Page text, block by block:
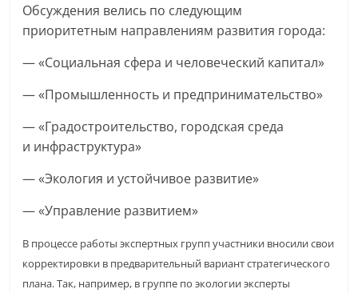
Обсуждения велись по следующим
приоритетным направлениям развития города:
— «Социальная сфера и человеческий капитал»
— «Промышленность и предпринимательство»
— «Градостроительство, городская среда
и инфраструктура»
— «Экология и устойчивое развитие»
— «Управление развитием»
В процессе работы экспертных групп участники вносили свои
корректировки в предварительный вариант стратегического
плана. Так, например, в группе по экологии эксперты